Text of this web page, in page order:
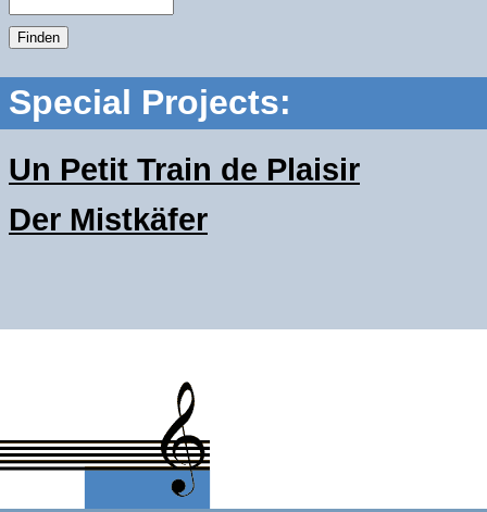
Special Projects:
Un Petit Train de Plaisir
Der Mistkäfer